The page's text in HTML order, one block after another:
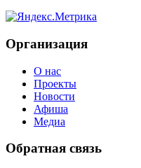
Организация
О нас
Проекты
Новости
Афиша
Медиа
Обратная связь